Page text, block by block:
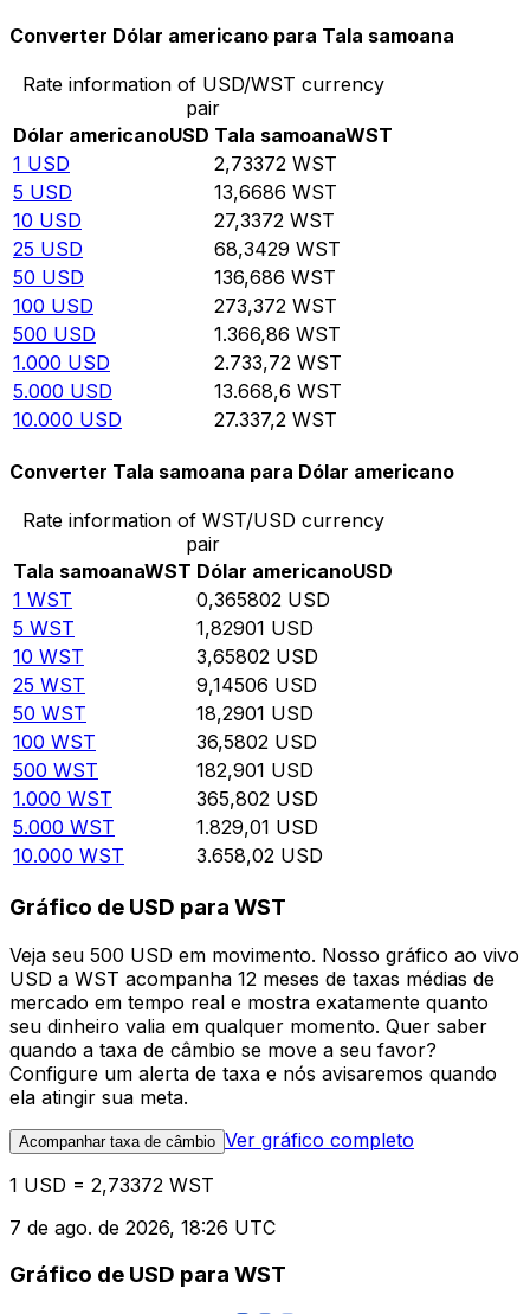
Converter Dólar americano para Tala samoana
Rate information of USD/WST currency
pair
Dólar americanoUSD Tala samoanaWST
1 USD 2,73372 WST
5 USD 13,6686 WST
10 USD 27,3372 WST
25 USD 68,3429 WST
50 USD 136,686 WST
100 USD 273,372 WST
500 USD 1.366,86 WST
1.000 USD 2.733,72 WST
5.000 USD 13.668,6 WST
10.000 USD 27.337,2 WST
Converter Tala samoana para Dólar americano
Rate information of WST/USD currency
pair
Tala samoanaWST Dólar americanoUSD
1 WST 0,365802 USD
5 WST 1,82901 USD
10 WST 3,65802 USD
25 WST 9,14506 USD
50 WST 18,2901 USD
100 WST 36,5802 USD
500 WST 182,901 USD
1.000 WST 365,802 USD
5.000 WST 1.829,01 USD
10.000 WST 3.658,02 USD
Gráfico de USD para WST
Veja seu 500 USD em movimento. Nosso gráfico ao vivo
USD a WST acompanha 12 meses de taxas médias de
mercado em tempo real e mostra exatamente quanto
seu dinheiro valia em qualquer momento. Quer saber
quando a taxa de câmbio se move a seu favor?
Configure um alerta de taxa e nós avisaremos quando
ela atingir sua meta.
Acompanhar taxa de câmbio Ver gráfico completo
1 USD = 2,73372 WST
7 de ago. de 2026, 18:26 UTC
Gráfico de USD para WST